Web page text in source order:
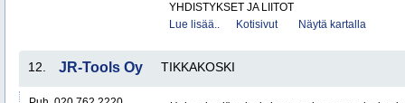
YHDISTYKSET JA LIITOT
Lue lisää..
Kotisivut Näytä kartalla
12. JR-Tools Oy TIKKAKOSKI